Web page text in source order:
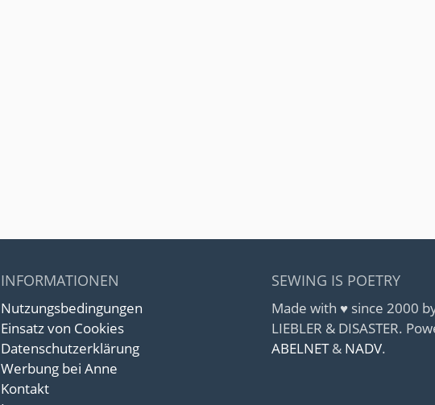
INFORMATIONEN
Nutzungsbedingungen
Einsatz von Cookies
Datenschutzerklärung
Werbung bei Anne
Kontakt
SEWING IS POETRY
Made with ♥ since 2000
LIEBLER & DISASTER.
ABELNET& NADV.